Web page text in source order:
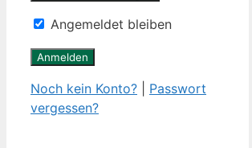
Angemeldet bleiben
Noch kein Konto?
Passwort
vergessen?